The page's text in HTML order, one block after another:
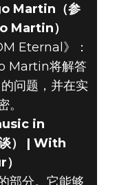
Martin（参
Martin）
Eternal》：
Martin将解答
问题，并在实
in
） | With
部分。它能够